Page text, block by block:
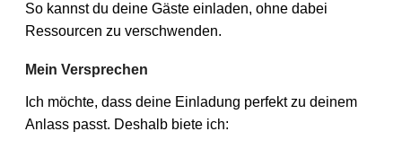
So kannst du deine Gäste einladen, ohne dabei
Ressourcen zu verschwenden.
Mein Versprechen
Ich möchte, dass deine Einladung perfekt zu deinem
Anlass passt. Deshalb biete ich: